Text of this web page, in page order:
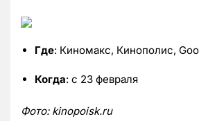
Где: Киномакс, Кинополис,
Когда: с 23 февраля
Фото: kinopoisk.ru